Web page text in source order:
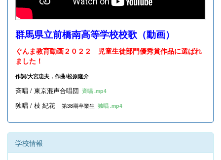
群馬県立前橋南高等学校校歌（動画）
ぐんま教育動画２０２２ 児童生徒部門優秀賞作品に選ばれ
ました！
作詞/大宮忠夫，作曲/松原隆介
斉唱 / 東京混声合唱団 斉唱 .mp4
独唱 / 枝 紀花 第38期卒業生 独唱 .mp4
学校情報